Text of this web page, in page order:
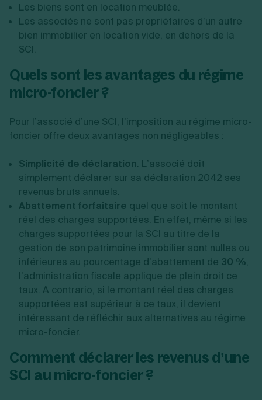
Les biens sont en location meublée.
Les associés ne sont pas propriétaires d’un autre
bien immobilier en location vide, en dehors de la
SCI.
Quels sont les avantages du régime
micro-foncier ?
Pour l’associé d’une SCI, l’imposition au régime micro-
foncier offre deux avantages non négligeables :
Simplicité de déclaration. L’associé doit
simplement déclarer sur sa déclaration 2042 ses
revenus bruts annuels.
Abattement forfaitaire quel que soit le montant
réel des charges supportées. En effet, même si les
charges supportées pour la SCI au titre de la
gestion de son patrimoine immobilier sont nulles ou
inférieures au pourcentage d’abattement de 30 %,
l’administration fiscale applique de plein droit ce
taux. A contrario, si le montant réel des charges
supportées est supérieur à ce taux, il devient
intéressant de réfléchir aux alternatives au régime
micro-foncier.
Comment déclarer les revenus d’une
SCI au micro-foncier ?